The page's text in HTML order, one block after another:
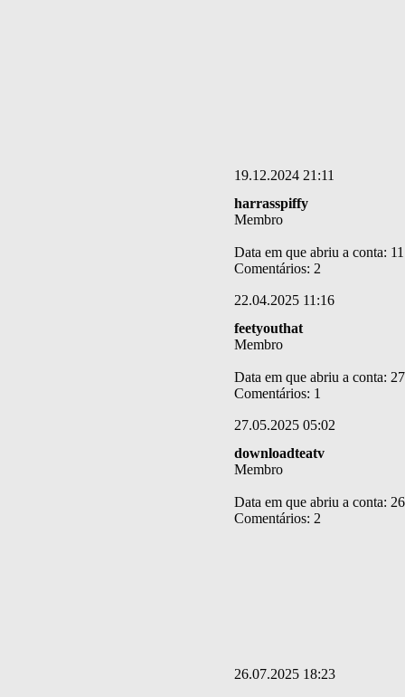
19.12.2024 21:11
harrasspiffy
Membro
Data em que abriu a conta:
Comentários: 2
22.04.2025 11:16
feetyouthat
Membro
Data em que abriu a conta:
Comentários: 1
27.05.2025 05:02
downloadteatv
Membro
Data em que abriu a conta:
Comentários: 2
26.07.2025 18:23